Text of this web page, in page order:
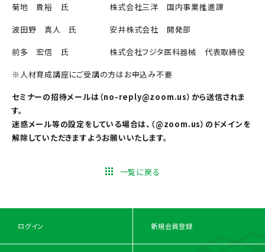
菊地 貴裕 氏 株式会社三洋 国内事業推進課
波田野 真人 氏 安井株式会社 開発部
前多 宏信 氏 株式会社フジタ医科器械 代表取締役
※人材育成講座にご受講の方はお申込み不要
セミナーの招待メールは（no-reply@zoom.us）から送信されま
す。
迷惑メール等の設定をしている場合は、（@zoom.us）のドメインを
解除していただきますようお願いいたします。
一覧に戻る
ログイン 新規会員登録